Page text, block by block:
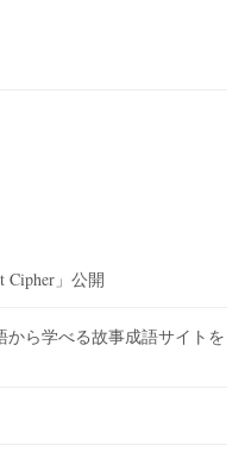
Cipher」公開
ら学べる故事成語サイトを